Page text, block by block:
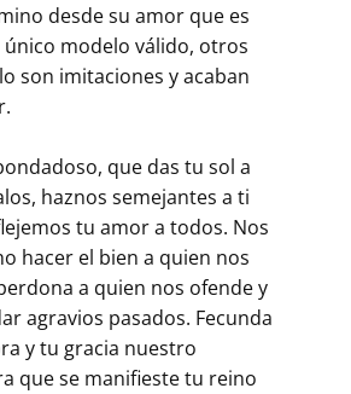
desde su amor que es
único modelo válido, otros
son imitaciones y acaban
que das tu sol a
haznos semejantes a ti
tu amor a todos. Nos
hacer el bien a quien nos
a quien nos ofende y
agravios pasados. Fecunda
y tu gracia nuestro
que se manifieste tu reino